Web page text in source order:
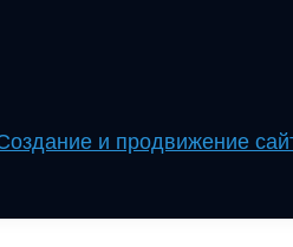
и продвижение